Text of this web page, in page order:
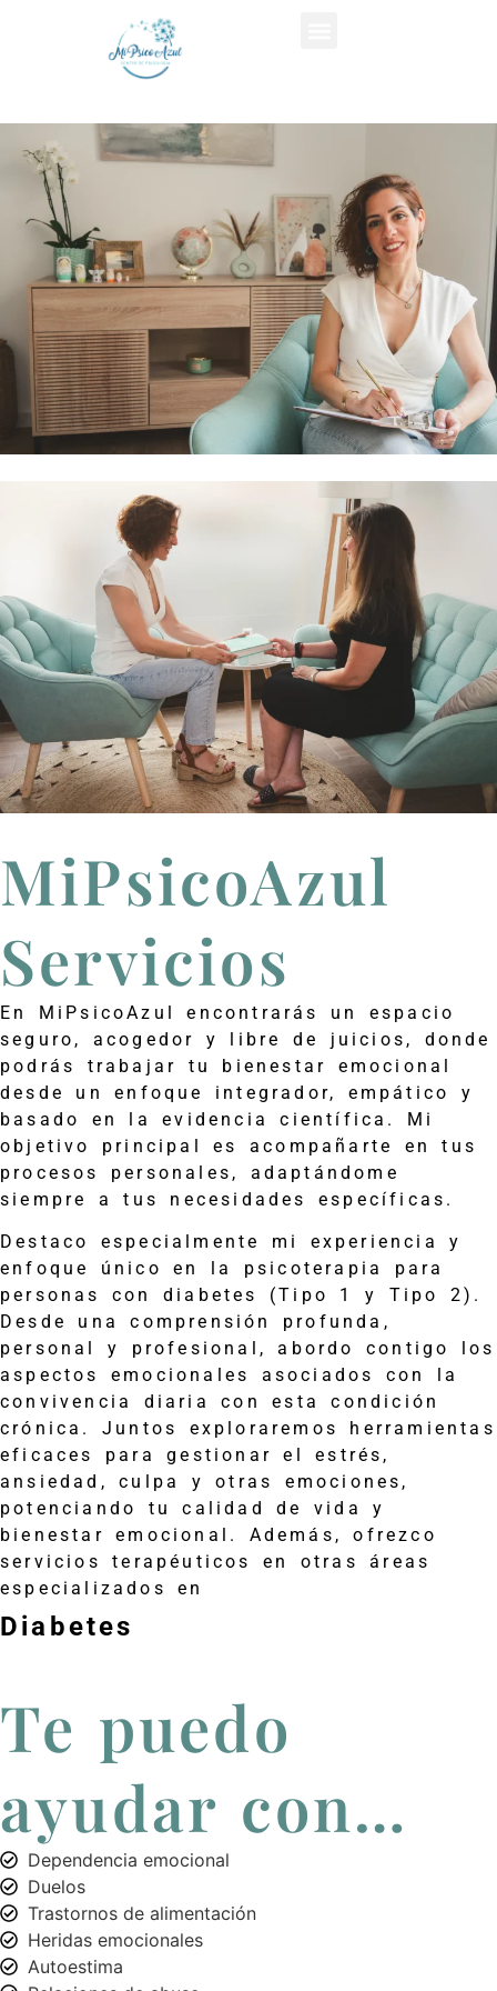
MiPsicoAzul
Servicios
En MiPsicoAzul encontrarás un espacio
seguro, acogedor y libre de juicios, donde
podrás trabajar tu bienestar emocional
desde un enfoque integrador, empático y
basado en la evidencia científica. Mi
objetivo principal es acompañarte en tus
procesos personales, adaptándome
siempre a tus necesidades específicas.
Destaco especialmente mi experiencia y
enfoque único en la psicoterapia para
personas con diabetes (Tipo 1 y Tipo 2).
Desde una comprensión profunda,
personal y profesional, abordo contigo los
aspectos emocionales asociados con la
convivencia diaria con esta condición
crónica. Juntos exploraremos herramientas
eficaces para gestionar el estrés,
ansiedad, culpa y otras emociones,
potenciando tu calidad de vida y
bienestar emocional. Además, ofrezco
servicios terapéuticos en otras áreas
especializados en
Diabetes
Te puedo
ayudar con…
Dependencia emocional
Duelos
Trastornos de alimentación
Heridas emocionales
Autoestima